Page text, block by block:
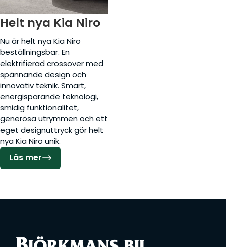
Helt nya Kia Niro
Nu är helt nya Kia Niro
beställningsbar. En
elektrifierad crossover med
spännande design och
innovativ teknik. Smart,
energisparande teknologi,
smidig funktionalitet,
generösa utrymmen och ett
eget designuttryck gör helt
nya Kia Niro unik.
Läs mer